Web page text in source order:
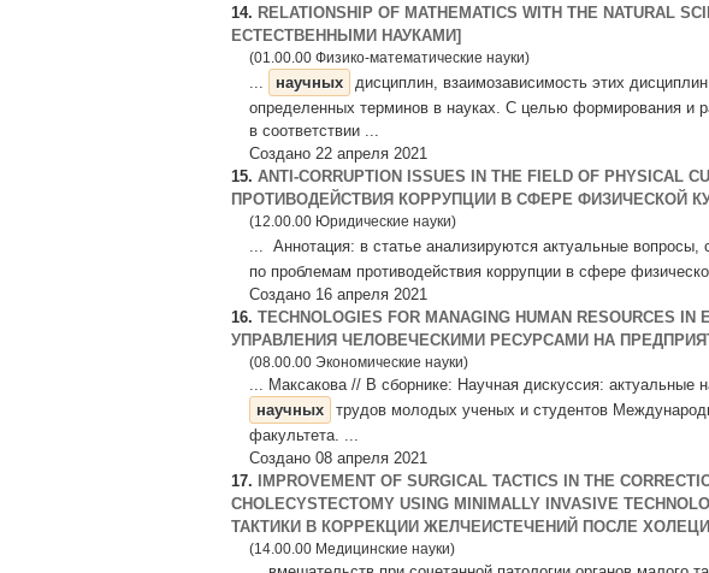
14. RELATIONSHIP OF MATHEMATICS WITH THE NATURAL
ЕСТЕСТВЕННЫМИ НАУКАМИ]
(01.00.00 Физико-математические науки)
... научных
дисциплин, взаимозависимость этих
определенных терминов в науках. С целью формирования и
в соответствии ...
Создано 22 апреля 2021
15. ANTI-CORRUPTION ISSUES IN THE FIELD OF PHYSICAL
ПРОТИВОДЕЙСТВИЯ КОРРУПЦИИ В СФЕРЕ ФИЗИЧЕСКОЙ
(12.00.00 Юридические науки)
... Аннотация: в статье анализируются актуальные вопросы,
по проблемам противодействия коррупции в сфере
Создано 16 апреля 2021
16. TECHNOLOGIES FOR MANAGING HUMAN RESOURCES
УПРАВЛЕНИЯ ЧЕЛОВЕЧЕСКИМИ РЕСУРСАМИ НА
(08.00.00 Экономические науки)
... Максакова // В сборнике: Научная дискуссия:
научных
трудов молодых ученых и студентов
факультета. ...
Создано 08 апреля 2021
17.
IMPROVEMENT OF SURGICAL TACTICS IN THE
CHOLECYSTECTOMY USING MINIMALLY INVASIVE
ТАКТИКИ В КОРРЕКЦИИ ЖЕЛЧЕИСТЕЧЕНИЙ ПОСЛЕ
(14.00.00 Медицинские науки)